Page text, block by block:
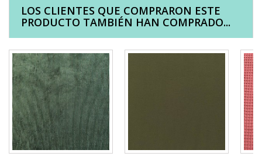
LOS CLIENTES QUE COMPRARON ESTE
PRODUCTO TAMBIÉN HAN COMPRADO...